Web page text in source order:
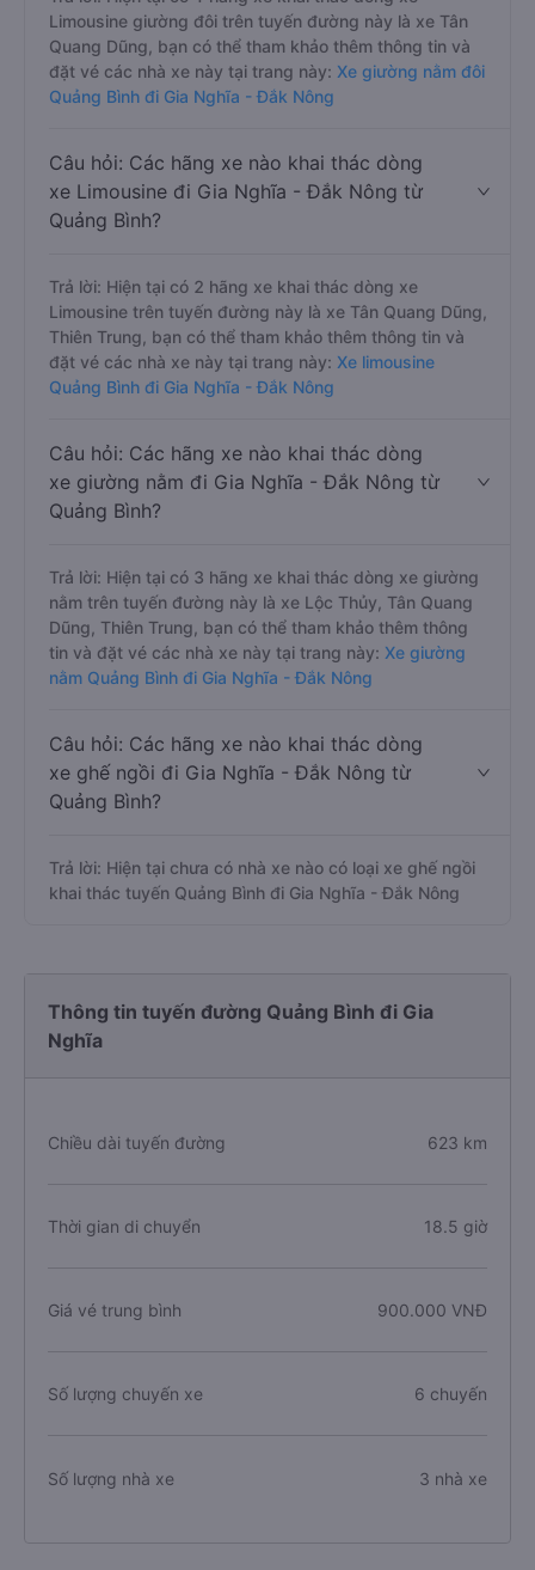
Limousine giường đôi trên tuyến đường này là xe Tân
Quang Dũng, bạn có thể tham khảo thêm thông tin và
đặt vé các nhà xe này tại trang này: Xe giường nằm đôi
Quảng Bình đi Gia Nghĩa - Đắk Nông
Câu hỏi: Các hãng xe nào khai thác dòng
xe Limousine đi Gia Nghĩa - Đắk Nông từ
Quảng Bình?
Trả lời: Hiện tại có 2 hãng xe khai thác dòng xe
Limousine trên tuyến đường này là xe Tân Quang Dũng,
Thiên Trung, bạn có thể tham khảo thêm thông tin và
đặt vé các nhà xe này tại trang này: Xe limousine
Quảng Bình đi Gia Nghĩa - Đắk Nông
Câu hỏi: Các hãng xe nào khai thác dòng
xe giường nằm đi Gia Nghĩa - Đắk Nông từ
Quảng Bình?
Trả lời: Hiện tại có 3 hãng xe khai thác dòng xe giường
nằm trên tuyến đường này là xe Lộc Thủy, Tân Quang
Dũng, Thiên Trung, bạn có thể tham khảo thêm thông
tin và đặt vé các nhà xe này tại trang này: Xe giường
nằm Quảng Bình đi Gia Nghĩa - Đắk Nông
Câu hỏi: Các hãng xe nào khai thác dòng
xe ghế ngồi đi Gia Nghĩa - Đắk Nông từ
Quảng Bình?
Trả lời: Hiện tại chưa có nhà xe nào có loại xe ghế ngồi
khai thác tuyến Quảng Bình đi Gia Nghĩa - Đắk Nông
Thông tin tuyến đường Quảng Bình đi Gia
Nghĩa
Chiều dài tuyến đường 623 km
Thời gian di chuyển 18.5 giờ
Giá vé trung bình 900.000 VNĐ
Số lượng chuyến xe 6 chuyến
Số lượng nhà xe 3 nhà xe